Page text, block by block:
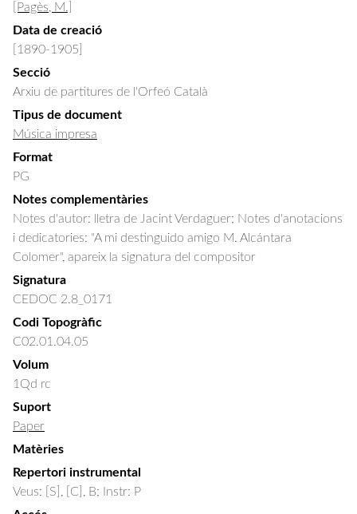
[Pagès, M.]
Data de creació
[1890-1905]
Secció
Arxiu de partitures de l'Orfeó Català
Tipus de document
Música impresa
Format
PG
Notes complementàries
Notes d'autor: lletra de Jacint Verdaguer; Notes d'anotacions
i dedicatories: "A mi destinguido amigo M. Alcántara
Colomer", apareix la signatura del compositor
Signatura
CEDOC 2.8_0171
Codi Topogràfic
C02.01.04.05
Volum
1Qd rc
Suport
Paper
Matèries
Repertori instrumental
Veus: [S], [C], B; Instr: P